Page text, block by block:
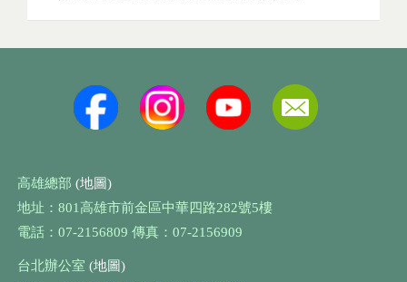
高雄總部 (地圖)
地址：801高雄市前金區中華四路282號5樓
電話：07-2156809 傳真：07-2156909
台北辦公室 (地圖)